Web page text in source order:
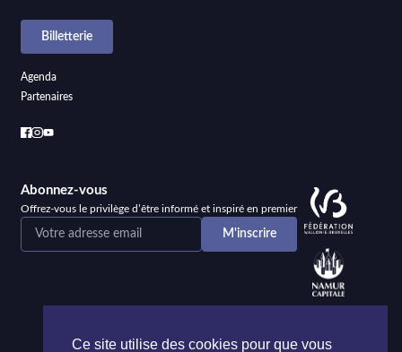
Billetterie
Agenda
Partenaires
Abonnez-vous
Offrez-vous le privilège d’être informé et inspiré en premier
Ce site utilise des cookies pour que vous